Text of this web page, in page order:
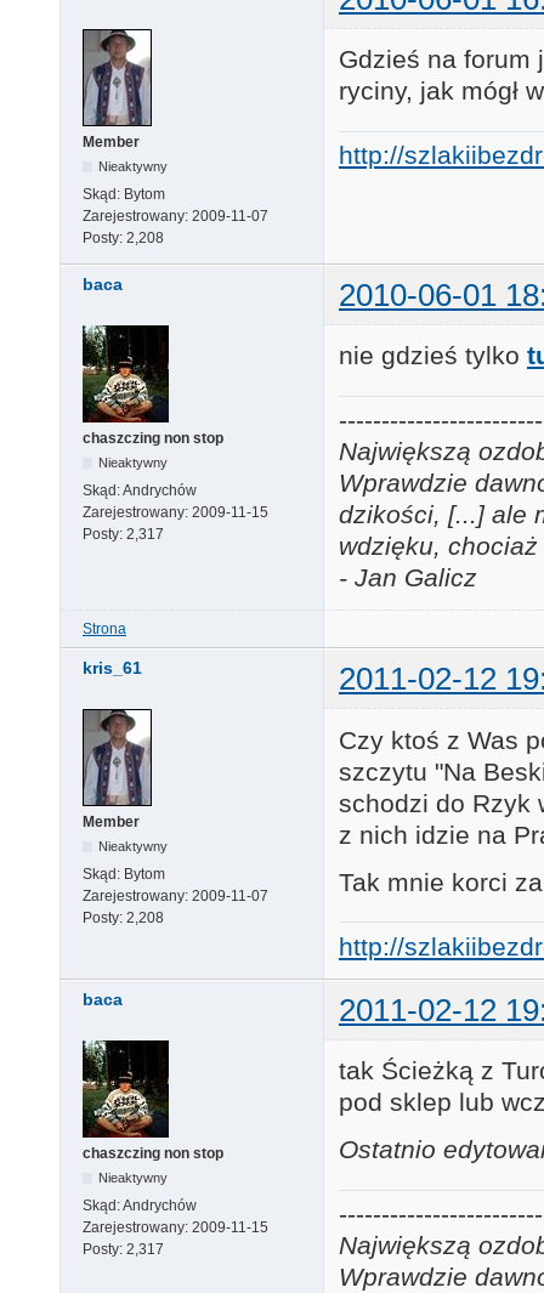
Member
Nieaktywny
Skąd: Bytom
Zarejestrowany: 2009-11-07
Posty: 2,208
Gdzieś na forum
ryciny, jak mógł
http://
baca 2010-06-01
chaszczing non stop
Nieaktywny
Skąd:Andrychów
Zarejestrowany: 2009-11-15
Posty: 2,317
nie gdzieś tylko
Największą
Wprawdzie
dzikości, [...] ale
wdzięku,
- Jan Galicz
Strona
kris_61 2011-02-12
Member
Nieaktywny
Skąd: Bytom
Zarejestrowany: 2009-11-07
Posty: 2,208
Czy ktoś z Was
szczytu "Na
schodzi do Rzyk
z nich idzie na
Tak mnie korci
http://
baca 2011-02-12
chaszczing non stop
Nieaktywny
Skąd:Andrychów
Zarejestrowany: 2009-11-15
Posty: 2,317
tak Ścieżką z
pod sklep lub
Ostatnio
Największą
Wprawdzie